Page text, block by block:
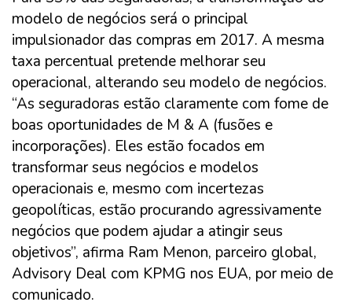
modelo de negócios será o principal
impulsionador das compras em 2017. A mesma
taxa percentual pretende melhorar seu
operacional, alterando seu modelo de negócios.
“As seguradoras estão claramente com fome de
boas oportunidades de M & A (fusões e
incorporações). Eles estão focados em
transformar seus negócios e modelos
operacionais e, mesmo com incertezas
geopolíticas, estão procurando agressivamente
negócios que podem ajudar a atingir seus
objetivos”, afirma Ram Menon, parceiro global,
Advisory Deal com KPMG nos EUA, por meio de
comunicado.